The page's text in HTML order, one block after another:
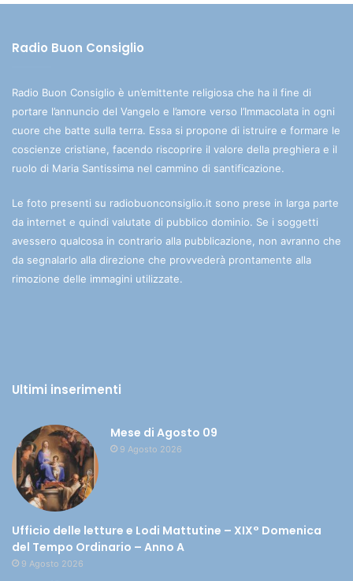
Radio Buon Consiglio
Radio Buon Consiglio è un’emittente religiosa che ha il fine di
portare l’annuncio del Vangelo e l’amore verso l’Immacolata in ogni
cuore che batte sulla terra. Essa si propone di istruire e formare le
coscienze cristiane, facendo riscoprire il valore della preghiera e il
ruolo di Maria Santissima nel cammino di santificazione.
Le foto presenti su radiobuonconsiglio.it sono prese in larga parte
da internet e quindi valutate di pubblico dominio. Se i soggetti
avessero qualcosa in contrario alla pubblicazione, non avranno che
da segnalarlo alla direzione che provvederà prontamente alla
rimozione delle immagini utilizzate.
Ultimi inserimenti
Mese di Agosto 09
9 Agosto 2026
Ufficio delle letture e Lodi Mattutine – XIX° Domenica
del Tempo Ordinario – Anno A
9 Agosto 2026